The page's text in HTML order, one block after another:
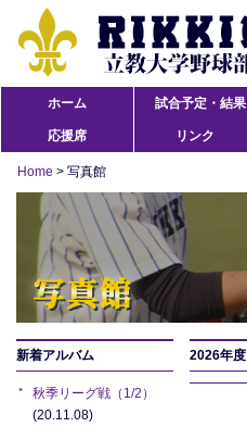
ホーム 試合予定・結果
応援席 リンク
Home > 写真館
新着アルバム
秋季リーグ戦（1/2）
(20.11.08)
2026年度